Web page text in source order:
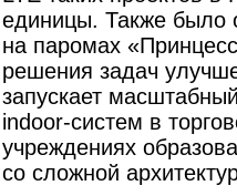
единицы. Также было
на паромах
решения задач
запускает
indoor-систем в
учреждениях
со сложной